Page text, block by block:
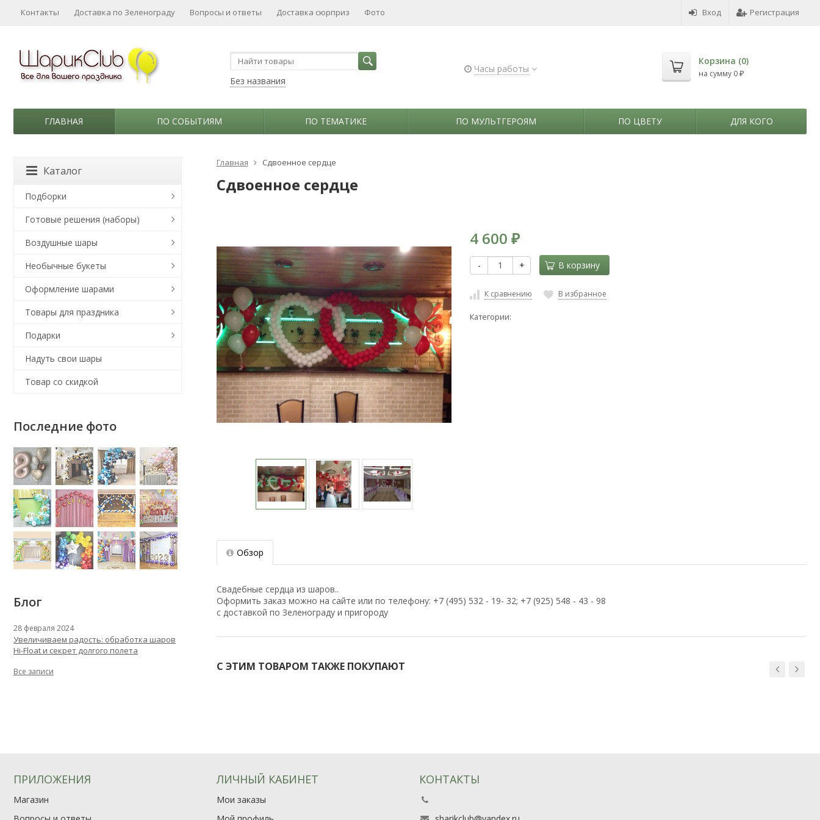
Вход Регистрация
Контакты Доставка по Зеленограду Вопросы и ответы Доставка сюрприз Фото
Без названия
Часы работы
Корзина (0)
на сумму 0 ₽
ГЛАВНАЯ ПО СОБЫТИЯМ ПО ТЕМАТИКЕ ПО МУЛЬТГЕРОЯМ ПО ЦВЕТУ ДЛЯ КОГО
Главная Сдвоенное сердце
Сдвоенное сердце
4 600₽
- + В корзину
К сравнению В избранное
Категории:
Обзор
Свадебные сердца из шаров..
Оформить заказ можно на сайте или по телефону: +7 (495) 532 - 19- 32; +7 (925) 548 - 43 - 98
с доставкой по Зеленограду и пригороду
С ЭТИМ ТОВАРОМ ТАКЖЕ ПОКУПАЮТ
Каталог
Подборки
Готовые решения (наборы)
Воздушные шары
Необычные букеты
Оформление шарами
Товары для праздника
Подарки
Надуть свои шары
Товар со скидкой
Последние фото
Блог
28 февраля 2024
Увеличиваем радость: обработка шаров
Hi-Float и секрет долгого полета
Все записи
ПРИЛОЖЕНИЯ
Магазин
ЛИЧНЫЙ КАБИНЕТ
Мои заказы
КОНТАКТЫ